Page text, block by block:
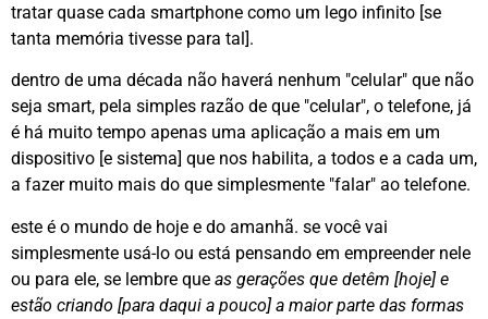
tratar quase cada smartphone como um lego infinito [se
tanta memória tivesse para tal].
dentro de uma década não haverá nenhum "celular" que não
seja smart, pela simples razão de que "celular", o telefone, já
é há muito tempo apenas uma aplicação a mais em um
dispositivo [e sistema] que nos habilita, a todos e a cada um,
a fazer muito mais do que simplesmente "falar" ao telefone.
este é o mundo de hoje e do amanhã. se você vai
simplesmente usá-lo ou está pensando em empreender nele
ou para ele, se lembre que as gerações que detêm [hoje] e
estão criando [para daqui a pouco] a maior parte das formas